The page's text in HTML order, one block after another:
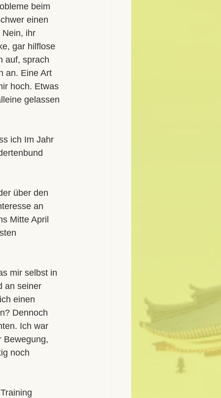
beim
einen
Nein, ihr
gar hilflose
auf, sprach
an. Eine Art
hoch. Etwas
gelassen
ich Im Jahr
über den
an
Mitte April
mir selbst in
an seiner
einen
Dennoch
Ich war
Bewegung,
noch